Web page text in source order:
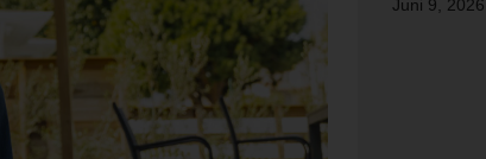
Juni 9, 2026